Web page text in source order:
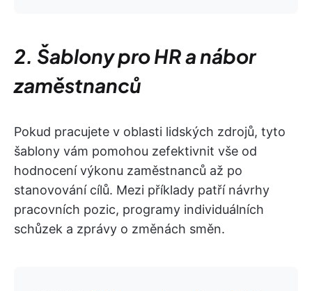
2. Šablony pro HR a nábor
zaměstnanců
Pokud pracujete v oblasti lidských zdrojů, tyto
šablony vám pomohou zefektivnit vše od
hodnocení výkonu zaměstnanců až po
stanovování cílů. Mezi příklady patří návrhy
pracovních pozic, programy individuálních
schůzek a zprávy o změnách směn.